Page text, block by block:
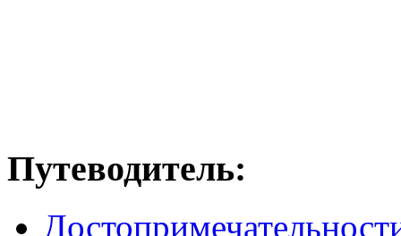
Путеводитель: